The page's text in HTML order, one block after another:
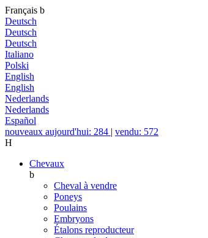
Français b
Deutsch
Deutsch
Deutsch
Italiano
Polski
English
English
Nederlands
Nederlands
Español
nouveaux aujourd'hui: 284 | vendu: 572
H
Chevaux
b
Cheval à vendre
Poneys
Poulains
Embryons
Étalons reproducteur